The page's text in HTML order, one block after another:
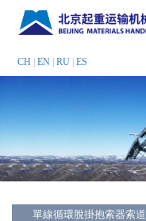
CH |EN |RU |ES
單線循環脫掛抱索器索道